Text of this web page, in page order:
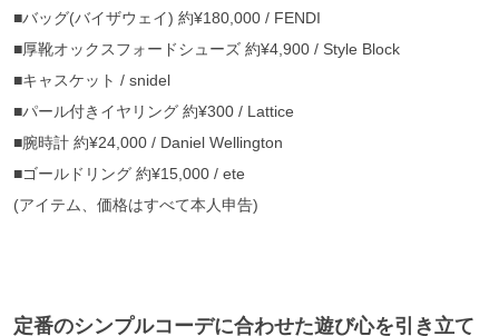
■バッグ(バイザウェイ) 約¥180,000 / FENDI
■厚靴オックスフォードシューズ 約¥4,900 / Style Block
■キャスケット / snidel
■パール付きイヤリング 約¥300 / Lattice
■腕時計 約¥24,000 / Daniel Wellington
■ゴールドリング 約¥15,000 / ete
(アイテム、価格はすべて本人申告)
定番のシンプルコーデに合わせた遊び心を引き立て